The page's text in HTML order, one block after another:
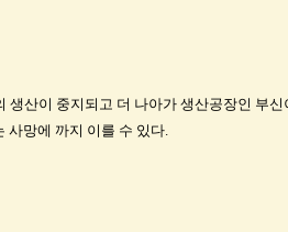
산이 중지되고 더 나아가 생산공장인 부
사망에 까지 이를 수 있다.